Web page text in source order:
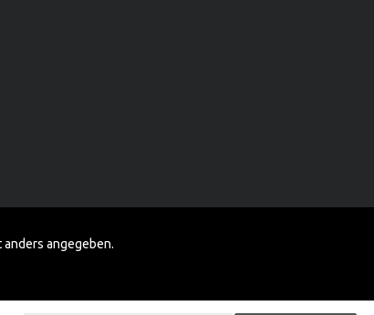
angegeben.